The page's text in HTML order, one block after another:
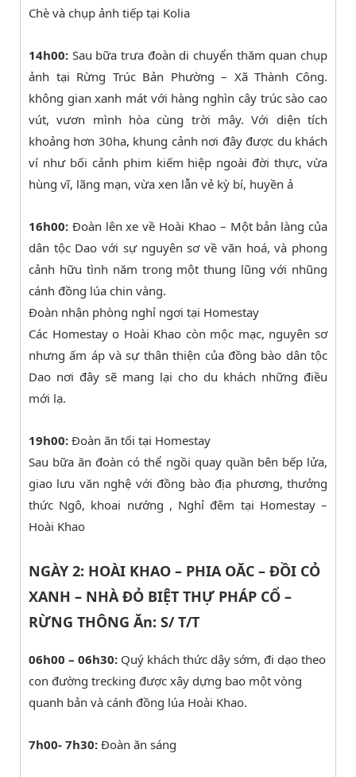
Chè và chụp ảnh tiếp tại Kolia
14h00: Sau bữa trưa đoàn di chuyển thăm quan chụp
ảnh tại Rừng Trúc Bản Phường – Xã Thành Công.
không gian xanh mát với hàng nghìn cây trúc sào cao
vút, vươn mình hòa cùng trời mây. Với diện tích
khoảng hơn 30ha, khung cảnh nơi đây được du khách
ví như bối cảnh phim kiếm hiệp ngoài đời thực, vừa
hùng vĩ, lãng mạn, vừa xen lẫn vẻ kỳ bí, huyền ả
16h00: Đoàn lên xe về Hoài Khao – Một bản làng của
dân tộc Dao với sự nguyên sơ về văn hoá, và phong
cảnh hữu tình năm trong một thung lũng với nhũng
cánh đồng lúa chin vàng.
Đoàn nhận phòng nghỉ ngơi tại Homestay
Các Homestay o Hoài Khao còn mộc mạc, nguyên sơ
nhưng ấm áp và sự thân thiện của đồng bào dân tộc
Dao nơi đây sẽ mang lại cho du khách những điều
mới lạ.
19h00: Đoàn ăn tối tại Homestay
Sau bữa ăn đoàn có thể ngồi quay quần bên bếp lửa,
giao lưu văn nghệ với đồng bào địa phương, thưởng
thức Ngô, khoai nướng , Nghỉ đêm tại Homestay –
Hoài Khao
NGÀY 2: HOÀI KHAO – PHIA OĂC – ĐỒI CỎ
XANH – NHÀ ĐỎ BIỆT THỰ PHÁP CỔ –
RỪNG THÔNG Ăn: S/ T/T
06h00 – 06h30: Quý khách thức dậy sớm, đi dạo theo
con đường trecking được xây dựng bao một vòng
quanh bản và cánh đồng lúa Hoài Khao.
7h00- 7h30: Đoàn ăn sáng